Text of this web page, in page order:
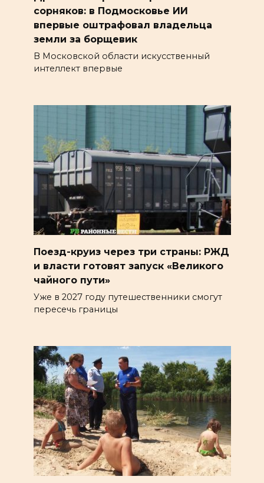
сорняков: в Подмосковье ИИ
впервые оштрафовал владельца
земли за борщевик
В Московской области искусственный
интеллект впервые
Поезд-круиз через три страны: РЖД
и власти готовят запуск «Великого
чайного пути»
Уже в 2027 году путешественники смогут
пересечь границы